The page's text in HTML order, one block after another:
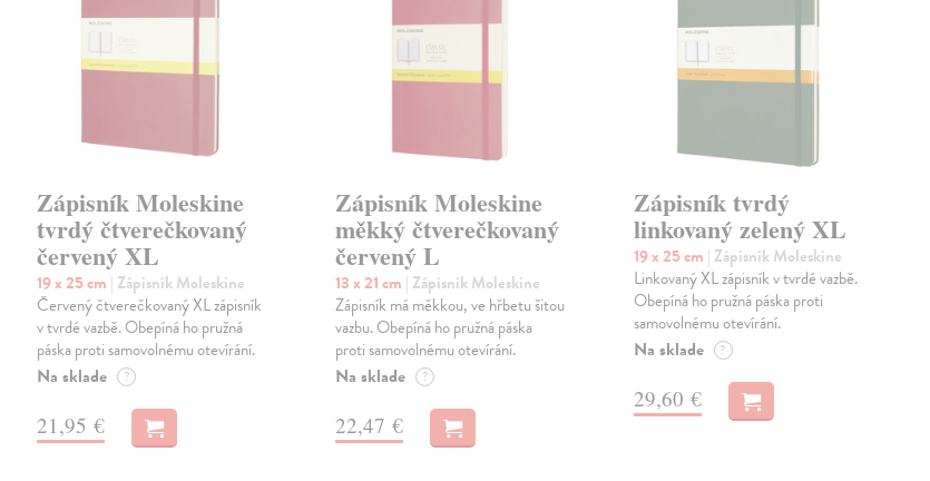
Zápisník Moleskine
tvrdý čtverečkovaný
červený XL
19 x 25 cm | Zápisník Moleskine
Červený čtverečkovaný XL zápisník
v tvrdé vazbě. Obepíná ho pružná
páska proti samovolnému otevírání.
Na sklade ?
21,95 €
Zápisník Moleskine
měkký čtverečkovaný
červený L
13 x 21 cm | Zápisník Moleskine
Zápisník má měkkou, ve hřbetu šitou
vazbu. Obepíná ho pružná páska
proti samovolnému otevírání.
Na sklade ?
22,47 €
Zápisník tvrdý
linkovaný zelený XL
19 x 25 cm | Zápisník Moleskine
Linkovaný XL zápisník v tvrdé vazbě.
Obepíná ho pružná páska proti
samovolnému otevírání.
Na sklade ?
29,60 €